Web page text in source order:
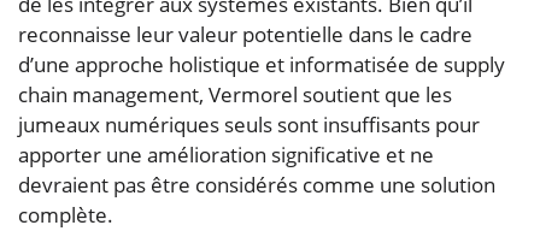
reconnaisse leur valeur potentielle dans le cadre
d’une approche holistique et informatisée de supply
chain management, Vermorel soutient que les
jumeaux numériques seuls sont insuffisants pour
apporter une amélioration significative et ne
devraient pas être considérés comme une solution
complète.